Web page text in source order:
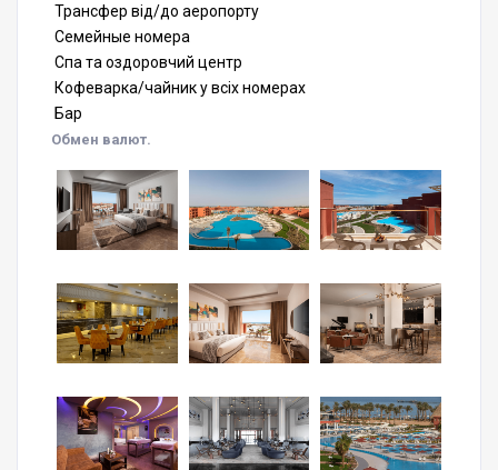
Трансфер від/до аеропорту
Семейные номера
Спа та оздоровчий центр
Кофеварка/чайник у всіх номерах
Бар
Обмен валют.